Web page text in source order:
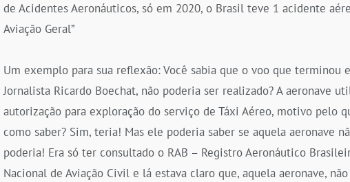
de Acidentes Aeronáuticos, só em 2020, o Brasil teve 1 acidente
Aviação Geral”
Um exemplo para sua reflexão: Você sabia que o voo que terminou
Jornalista Ricardo Boechat, não poderia ser realizado? A aeronave
autorização para exploração do serviço de Táxi Aéreo, motivo pelo
como saber? Sim, teria! Mas ele poderia saber se aquela aeronave
poderia! Era só ter consultado o RAB – Registro Aeronáutico
Nacional de Aviação Civil e lá estava claro que, aquela aeronave,